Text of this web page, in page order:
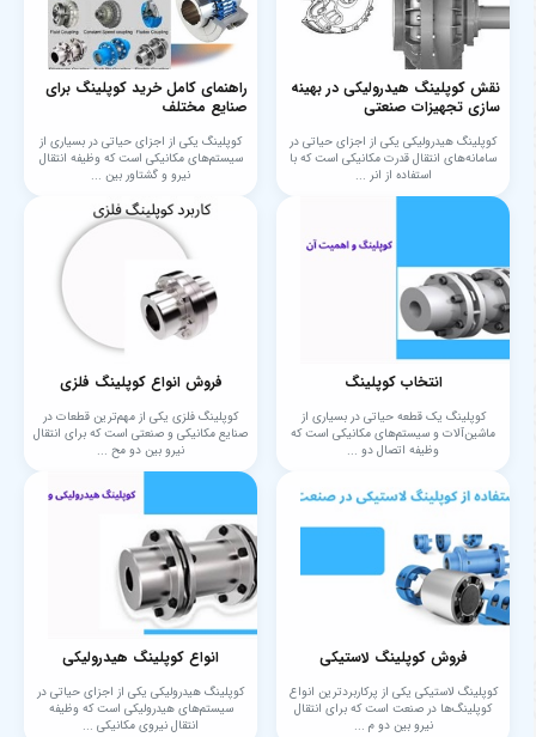
نقش کوپلینگ هیدرولیکی در بهینه
سازی تجهیزات صنعتی
کوپلینگ هیدرولیکی یکی از اجزای حیاتی در
سامانه‌های انتقال قدرت مکانیکی است که با
استفاده از انر ...
راهنمای کامل خرید کوپلینگ برای
صنایع مختلف
کوپلینگ یکی از اجزای حیاتی در بسیاری از
سیستم‌های مکانیکی است که وظیفه انتقال
نیرو و گشتاور بین ...
انتخاب کوپلینگ‌
کوپلینگ یک قطعه حیاتی در بسیاری از
ماشین‌آلات و سیستم‌های مکانیکی است که
وظیفه اتصال دو ...
فروش انواع کوپلینگ فلزی
کوپلینگ فلزی یکی از مهم‌ترین قطعات در
صنایع مکانیکی و صنعتی است که برای انتقال
نیرو بین دو مح ...
فروش کوپلینگ لاستیکی
کوپلینگ لاستیکی یکی از پرکاربردترین انواع
کوپلینگ‌ها در صنعت است که برای انتقال
نیرو بین دو م ...
انواع کوپلینگ هیدرولیکی
کوپلینگ هیدرولیکی یکی از اجزای حیاتی در
سیستم‌های هیدرولیکی است که وظیفه
انتقال نیروی مکانیکی ...